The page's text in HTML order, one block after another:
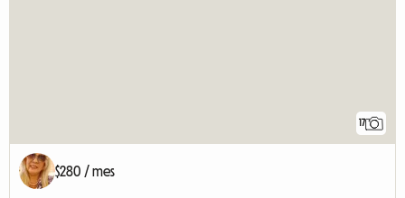
17
$280 / mes